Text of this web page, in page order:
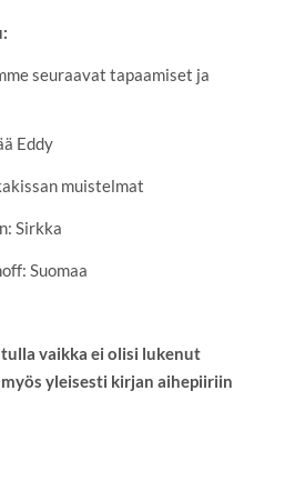
seuraavat tapaamiset ja
Eddy
muistelmat
Sirkka
Suomaa
vaikka ei olisi lukenut
yleisesti kirjan aihepiiriin